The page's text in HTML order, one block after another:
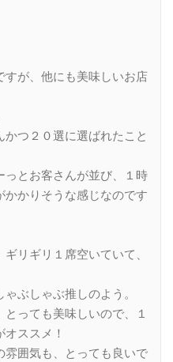
すが、他にも美味しいお店
つ２０選に選ばれたこと
とお客さんが並び、１時
かりそうな感じなのです
リギリ１席空いていて、
ぶしゃぶ推しのよう。
っても美味しいので、１
ススメ！
雰囲気も、とっても良いで